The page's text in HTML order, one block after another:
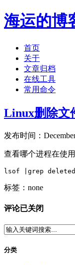
海运的博
首页
关于
文章归档
在线工具
常用命令
Linux删除文
发布时间：
查看哪个进程在使
lsof |grep deleted
标签：none
评论已关闭
分类